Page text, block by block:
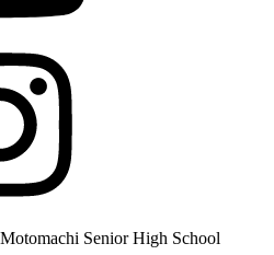
Senior High School